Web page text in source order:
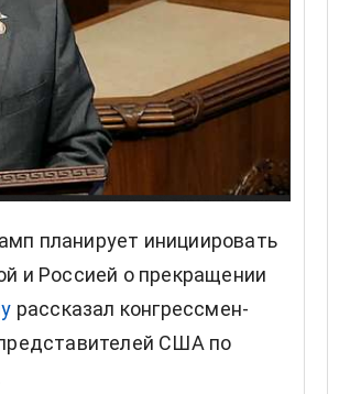
планирует инициировать
и Россией о прекращении
рассказал конгрессмен-
США по